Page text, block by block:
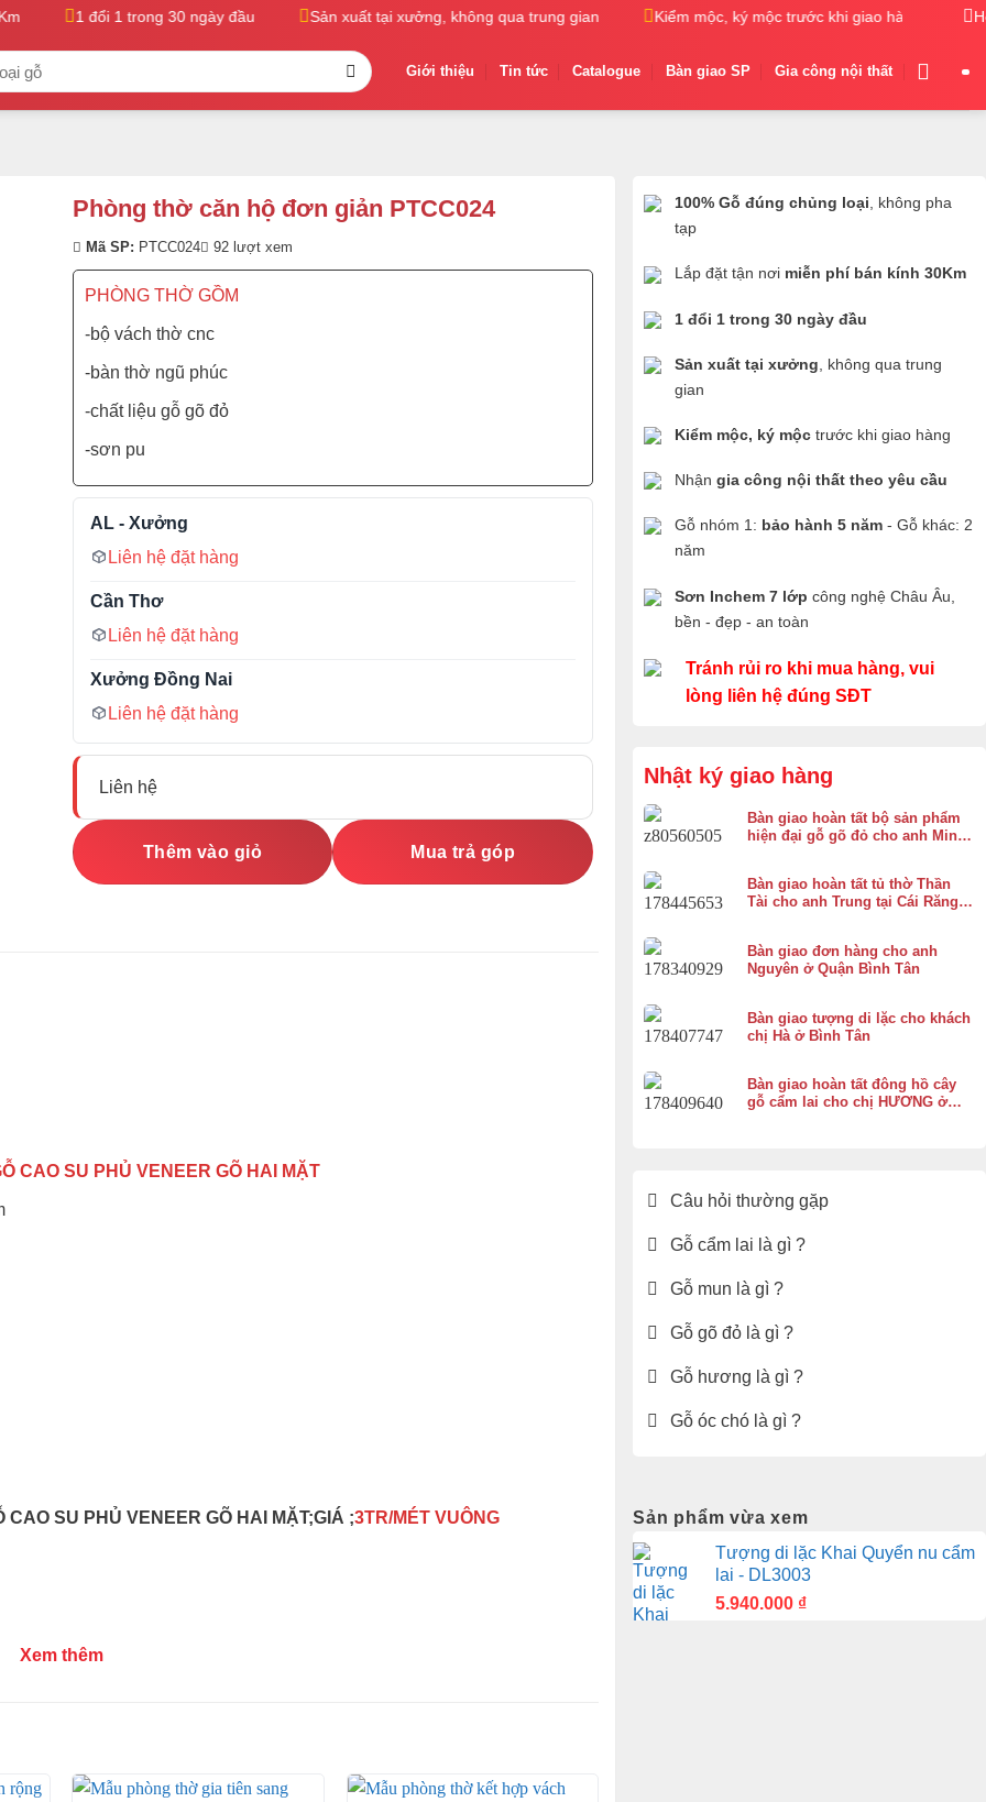
1 đổi 1 trong 30 ngày đầu Sản xuất tại xưởng, không qua trung gian Kiểm mộc, ký mộc trước khi giao hàng
Giới thiệu Tin tức Catalogue Bàn giao SP Gia công nội thất
100% Gỗ đúng chủng loại , không pha
tạp
Lắp đặt tận nơimiễn phí bán kính 30Km
1 đổi 1 trong 30 ngày đầu
Sản xuất tại xưởng , không qua trung
gian
Kiểm mộc, ký mộctrước khi giao hàng
Nhận gia công nội thất theo yêu cầu
Gỗ nhóm 1: bảo hành 5 năm- Gỗ khác: 2
năm
Sơn Inchem 7 lớp công nghệ Châu Âu,
bền - đẹp - an toàn
Tránh rủi ro khi mua hàng, vui
lòng liên hệ đúng SĐT
Nhật ký giao hàng
Bàn giao hoàn tất bộ sản phẩm
hiện đại gỗ gõ đỏ cho anh Minh
Bàn giao hoàn tất tủ thờ Thần
Tài cho anh Trung tại Cái Răng,
Bàn giao đơn hàng cho anh
Nguyên ở Quận Bình Tân
Bàn giao tượng di lặc cho khách
chị Hà ở Bình Tân
Bàn giao hoàn tất đông hồ cây
gỗ cẩm lai cho chị HƯƠNG ở
Câu hỏi thường gặp
Gỗ cẩm lai là gì ?
Gỗ mun là gì ?
Gỗ gõ đỏ là gì ?
Gỗ hương là gì ?
Gỗ óc chó là gì ?
Sản phẩm vừa xem
Tượng di lặc Khai Quyển nu cẩm
lai - DL3003
5.940.000 ₫
Phòng thờ căn hộ đơn giản PTCC024
Mã SP: PTCC024 92 lượt xem
PHÒNG THỜ GỒM
-bộ vách thờ cnc
-bàn thờ ngũ phúc
-chất liệu gỗ gõ đỏ
-sơn pu
AL - Xưởng
Liên hệ đặt hàng
Cần Thơ
Liên hệ đặt hàng
Xưởng Đồng Nai
Liên hệ đặt hàng
Liên hệ
Thêm vào giỏ Mua trả góp
CAO SU PHỦ VENEER GÕ HAI MẶT
SU PHỦ VENEER GÕ HAI MẶT;GIÁ ;3TR/MÉT VUÔNG
Xem thêm